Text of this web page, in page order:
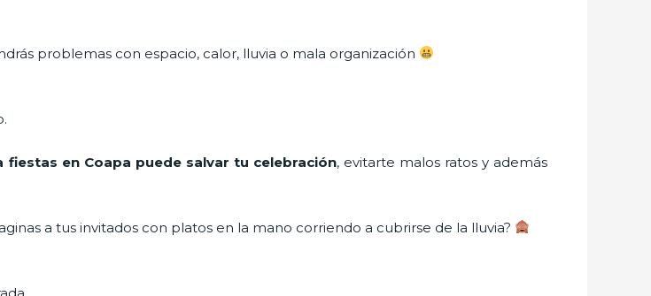
problemas con espacio, calor, lluvia o mala organización
en Coapa puede salvar tu celebración, evitarte malos ratos y además
a tus invitados con platos en la mano corriendo a cubrirse de la lluvia?